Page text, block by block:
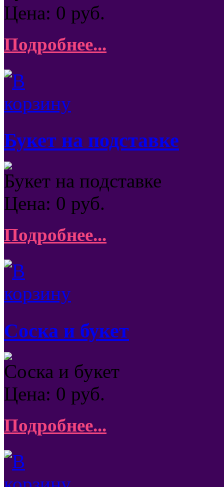
Цена: 0 руб.
Подробнее...
Букет на подставке
Букет на подставке
Цена: 0 руб.
Подробнее...
Соска и букет
Соска и букет
Цена: 0 руб.
Подробнее...